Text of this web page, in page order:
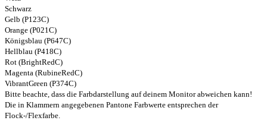
Schwarz
Gelb (P123C)
Orange (P021C)
Königsblau (P647C)
Hellblau (P418C)
Rot (BrightRedC)
Magenta (RubineRedC)
VibrantGreen (P374C)
Bitte beachte, dass die Farbdarstellung auf deinem Monitor abweichen kann!
Die in Klammern angegebenen Pantone Farbwerte entsprechen der
Flock-/Flexfarbe.